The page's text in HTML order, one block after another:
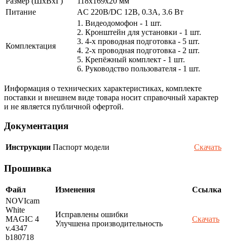
Питание
AC 220В/DC 12В, 0.3А, 3.6 Вт
Комплектация
1. Видеодомофон - 1 шт.
2. Кронштейн для установки - 1 шт.
3. 4-х проводная подготовка - 5 шт.
4. 2-х проводная подготовка - 2 шт.
5. Крепёжный комплект - 1 шт.
6. Руководство пользователя - 1 шт.
Информация о технических характеристиках, комплекте
поставки и внешнем виде товара носит справочный характер
и не является публичной офертой.
Документация
Инструкции Паспорт модели Скачать
Прошивка
Файл Изменения
Ссылка
NOVIcam
White
MAGIC 4
v.4347
b180718
Исправлены ошибки
Улучшена производительность
Скачать